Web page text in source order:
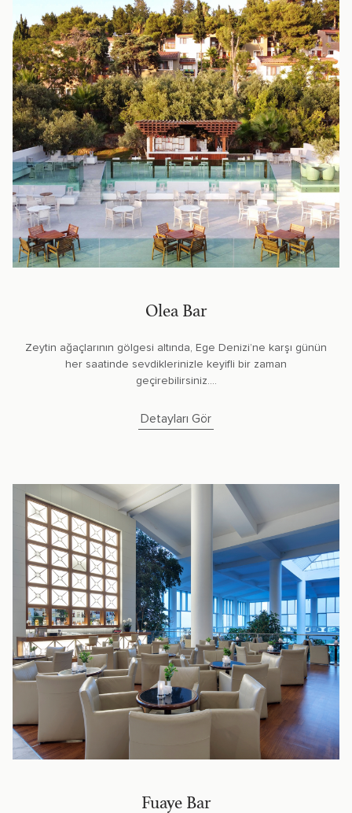
Olea Bar
Zeytin ağaçlarının gölgesi altında, Ege Denizi’ne karşı günün
her saatinde sevdiklerinizle keyifli bir zaman
geçirebilirsiniz....
Detayları Gör
Fuaye Bar